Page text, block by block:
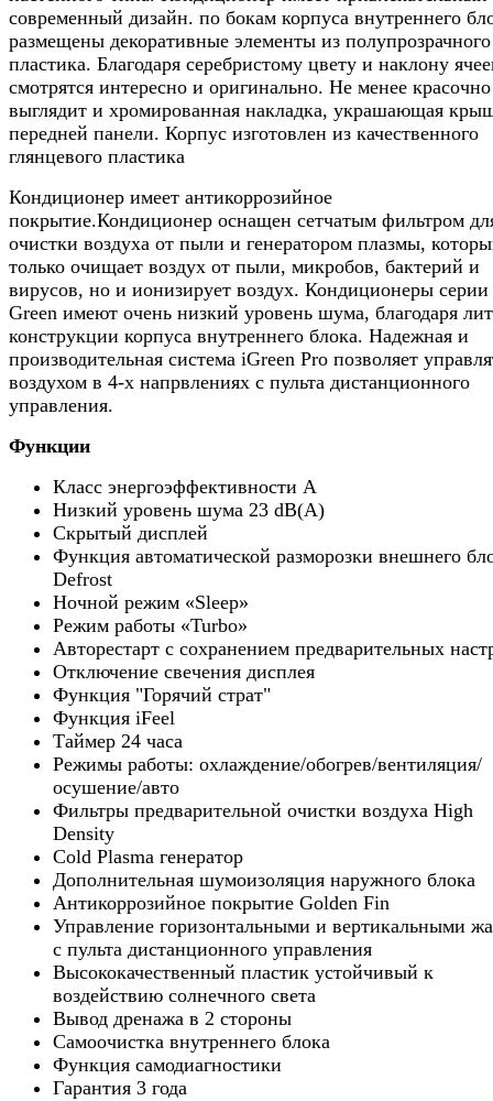
современный дизайн. по бокам корпуса внутреннего
размещены декоративные элементы из полупрозрачного
пластика. Благодаря серебристому цвету и наклону
смотрятся интересно и оригинально. Не менее красочно
выглядит и хромированная накладка, украшающая
передней панели. Корпус изготовлен из качественного
глянцевого пластика
Кондиционер имеет антикоррозийное
покрытие.Кондиционер оснащен сетчатым фильтром
очистки воздуха от пыли и генератором плазмы,
только очищает воздух от пыли, микробов, бактерий и
вирусов, но и ионизирует воздух. Кондиционеры
Green имеют очень низкий уровень шума, благодаря
конструкции корпуса внутреннего блока. Надежная и
производительная система iGreen Pro позволяет
воздухом в 4-х напрвлениях с пульта дистанционного
управления.
Функции
Класс энергоэффективности A
Низкий уровень шума 23 dB(A)
Скрытый дисплей
Функция автоматической разморозки внешнего
Defrost
Ночной режим «Sleep»
Режим работы «Turbo»
Авторестарт с сохранением предварительных
Отключение свечения дисплея
Функция "Горячий страт"
Функция iFeel
Таймер 24 часа
Режимы работы: охлаждение/обогрев/вентиляция/
осушение/авто
Фильтры предварительной очистки воздуха High
Density
Cold Plasma генератор
Дополнительная шумоизоляция наружного блока
Антикоррозийное покрытие Golden Fin
Управление горизонтальными и вертикальными
с пульта дистанционного управления
Высококачественный пластик устойчивый к
воздействию солнечного света
Вывод дренажа в 2 стороны
Самоочистка внутреннего блока
Функция самодиагностики
Гарантия 3 года